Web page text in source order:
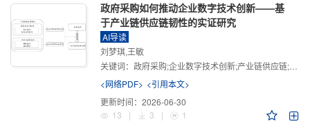
政府采购如何推动企业数字技术创新——基
于产业链供应链韧性的实证研究
AI导读
刘梦琪,王敏
关键词： 政府采购;企业数字技术创新;产业链供应链;产业链供应链韧性;需求侧财政政策
<网络PDF> <引用本文>
更新时间： 2026-06-30
13
| 3 | 1